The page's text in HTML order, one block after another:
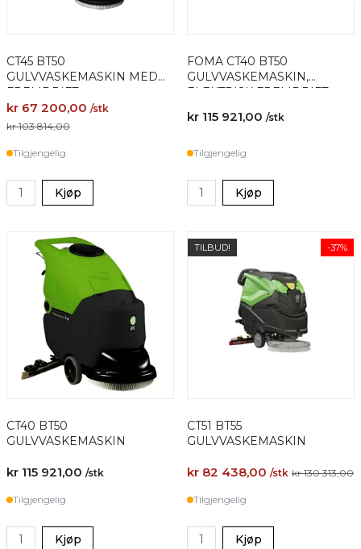
CT45 BT50
GULVVASKEMASKIN MED
FREMDRIFT
kr 67 200,00 /stk
kr 103 814,00
Tilgjengelig
Kjøp
FOMA CT40 BT50
GULVVASKEMASKIN,
ELEKTRISK FREMDRIFT
kr 115 921,00 /stk
Tilgjengelig
Kjøp
CT40 BT50
GULVVASKEMASKIN
kr 115 921,00 /stk
Tilgjengelig
Kjøp
TILBUD! -37%
CT51 BT55
GULVVASKEMASKIN
kr 82 438,00 /stk kr 130 313,00
Tilgjengelig
Kjøp